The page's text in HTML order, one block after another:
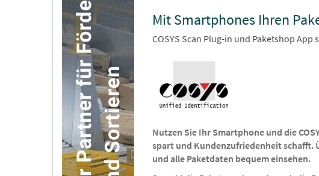
Mit Smartphones Ihren
COSYS Scan Plug-in und Paketshop
Nutzen Sie Ihr Smartphone und die
spart und Kundenzufriedenheit schafft.
und alle Paketdaten bequem einsehen.